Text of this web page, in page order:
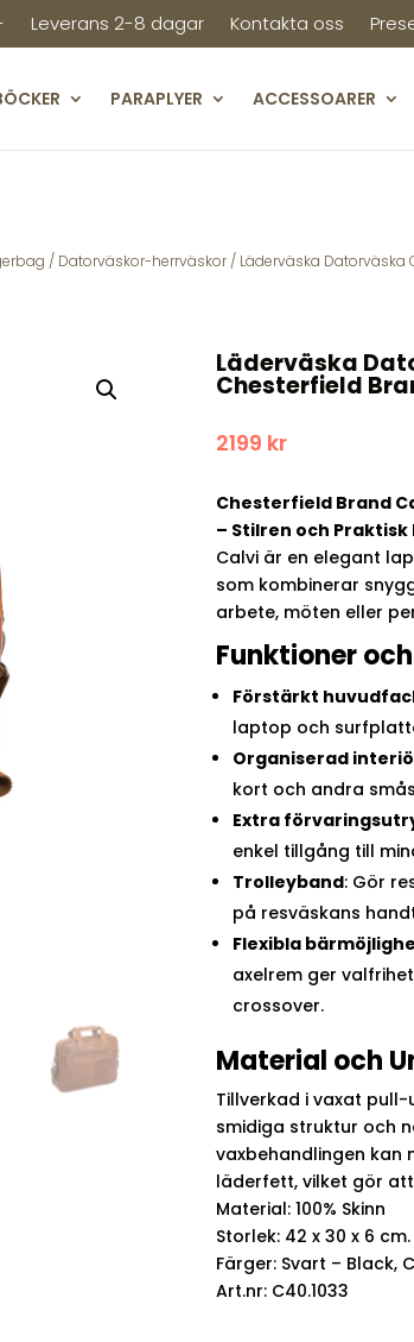
Leverans 2-8 dagar Kontakta oss
PARAPLYER ACCESSOARER
/ Datorväskor-herrväskor/ Läderväska Datorväska
Läderväska
Chesterfield
2199 kr
Chesterfield Brand
– Stilren och
Calvi är en elegant
som kombinerar
arbete, möten eller
Funktioner
Förstärkt
laptop och
Organiserad
kort och andra
Extra
enkel tillgång till
Trolleyband: Gör
på resväskans
Flexibla
axelrem ger
crossover.
Material och
Tillverkad i vaxat
smidiga struktur och
vaxbehandlingen kan
läderfett, vilket gör
Material: 100% Skinn
Storlek: 42 x 30 x 6 cm.
Färger: Svart – Black,
Art.nr: C40.1033